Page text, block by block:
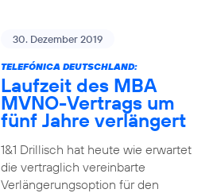
30. Dezember 2019
TELEFÓNICA DEUTSCHLAND:
Laufzeit des MBA
MVNO-Vertrags um
fünf Jahre verlängert
1&1 Drillisch hat heute wie erwartet
die vertraglich vereinbarte
Verlängerungsoption für den